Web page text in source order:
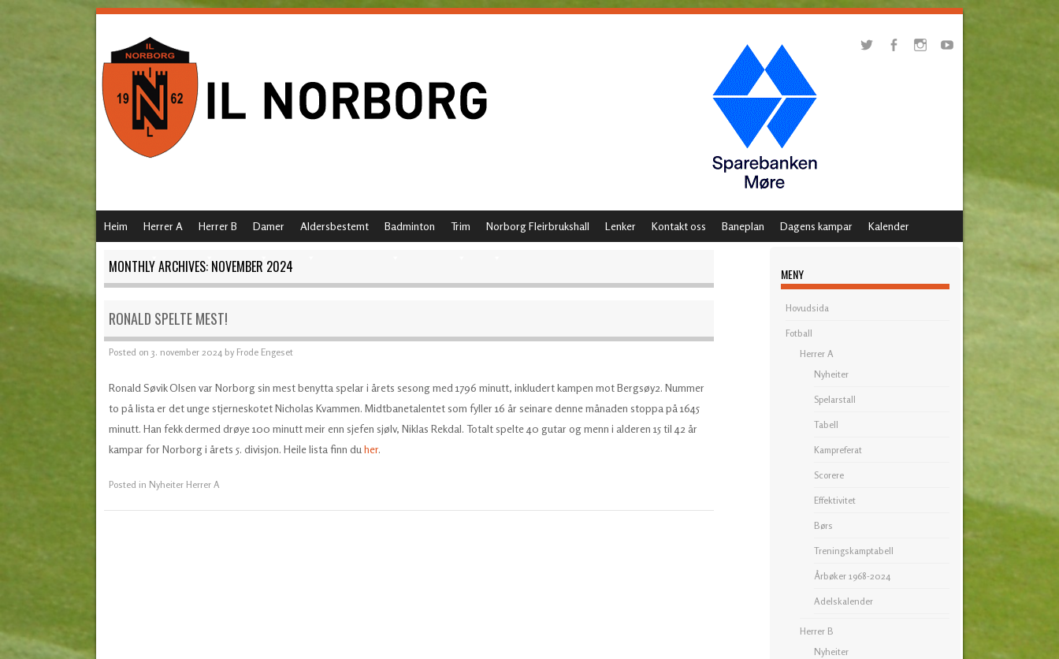
MENU
SKIP TO CONTENT
Heim Herrer A Herrer B Damer Aldersbestemt Badminton Trim Norborg Fleirbrukshall Lenker Kontakt oss Baneplan Dagens kampar Kalender
MONTHLY ARCHIVES: NOVEMBER 2024
RONALD SPELTE MEST!
Posted on 3. november 2024by Frode Engeset
Ronald Søvik Olsen var Norborg sin mest benytta spelar i årets sesong med 1796 minutt, inkludert kampen mot Bergsøy2. Nummer
to på lista er det unge stjerneskotet Nicholas Kvammen. Midtbanetalentet som fyller 16 år seinare denne månaden stoppa på 1645
minutt. Han fekk dermed drøye 100 minutt meir enn sjefen sjølv, Niklas Rekdal. Totalt spelte 40 gutar og menn i alderen 15 til 42 år
kampar for Norborg i årets 5. divisjon. Heile lista finn du her.
Posted in Nyheiter Herrer A
MENY
Hovudsida
Fotball
Herrer A
Nyheiter
Spelarstall
Tabell
Kampreferat
Scorere
Effektivitet
Børs
Treningskamptabell
Årbøker 1968-2024
Adelskalender
Herrer B
Nyheiter